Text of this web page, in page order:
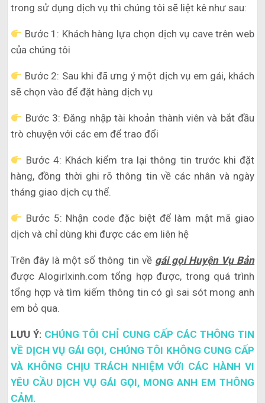
trong sử dụng dịch vụ thì chúng tôi sẽ liệt kê như sau:
Bước 1: Khách hàng lựa chọn dịch vụ cave trên web
của chúng tôi
Bước 2: Sau khi đã ưng ý một dịch vụ em gái, khách
sẽ chọn vào để đặt hàng dịch vụ
Bước 3: Đăng nhập tài khoản thành viên và bắt đầu
trò chuyện với các em để trao đổi
Bước 4: Khách kiểm tra lại thông tin trước khi đặt
hàng, đồng thời ghi rõ thông tin về các nhân và ngày
tháng giao dịch cụ thể.
Bước 5: Nhận code đặc biệt để làm mật mã giao
dịch và chỉ dùng khi được các em liên hệ
Trên đây là một số thông tin về gái gọi Huyện Vụ Bản
được Alogirlxinh.com tổng hợp được, trong quá trình
tổng hợp và tìm kiếm thông tin có gì sai sót mong anh
em bỏ qua.
LƯU Ý: CHÚNG TÔI CHỈ CUNG CẤP CÁC THÔNG TIN
VỀ DỊCH VỤ GÁI GỌI, CHÚNG TÔI KHÔNG CUNG CẤP
VÀ KHÔNG CHỊU TRÁCH NHIỆM VỚI CÁC HÀNH VI
YÊU CẦU DỊCH VỤ GÁI GỌI, MONG ANH EM THÔNG
CẢM.